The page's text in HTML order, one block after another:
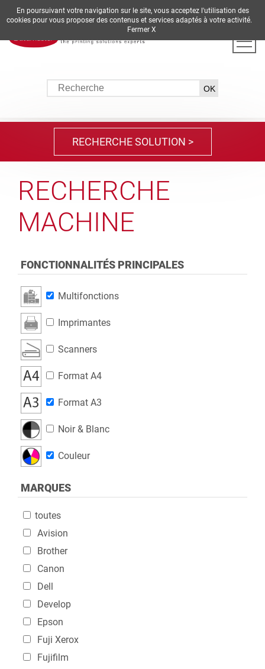
DE EN ES FR IT
RECHERCHE
MACHINE
FONCTIONNALITÉS PRINCIPALES
Multifonctions
Imprimantes
Scanners
Format A4
Format A3
Noir & Blanc
Couleur
MARQUES
toutes
Avision
Brother
Canon
Dell
Develop
Epson
Fuji Xerox
Fujifilm
RECHERCHE
SOLUTION
SOLUTIONS BUREAUTIQUES
WorkFlow
RECHERCHE SOLUTION >
RECHERCHE MACHINE >
En poursuivant votre navigation sur le site, vous acceptez l'utilisation des
cookies pour vous proposer des contenus et services adaptés à votre activité.
Fermer X